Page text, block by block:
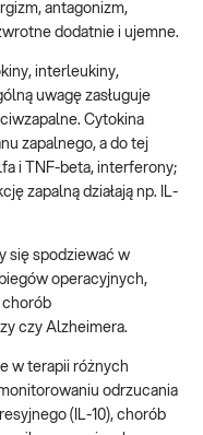
antagonizm,
dodatnie i ujemne.
interleukiny,
uwagę zasługuje
Cytokina
zapalnego, a do tej
i TNF-beta, interferony;
zapalną działają np. IL-
się spodziewać w
operacyjnych,
chorób
czy Alzheimera.
w terapii różnych
odrzucania
(IL-10), chorób